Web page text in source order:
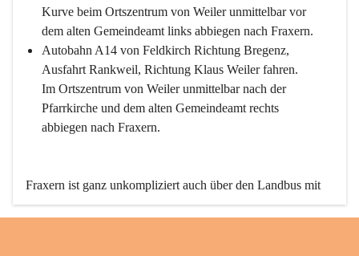
Kurve beim Ortszentrum von Weiler unmittelbar vor
dem alten Gemeindeamt links abbiegen nach Fraxern.
Autobahn A14 von Feldkirch Richtung Bregenz,
Ausfahrt Rankweil, Richtung Klaus Weiler fahren.
Im Ortszentrum von Weiler unmittelbar nach der
Pfarrkirche und dem alten Gemeindeamt rechts
abbiegen nach Fraxern.
Fraxern ist ganz unkompliziert auch über den Landbus mit
den öffentlichen Verkehrsmitteln zu erreichen. Die Linie